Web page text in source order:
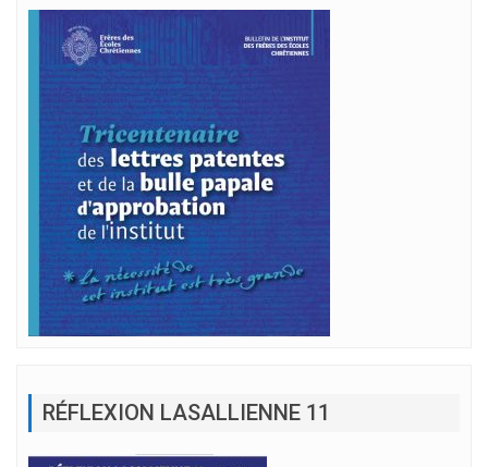
RÉFLEXION LASALLIENNE 11